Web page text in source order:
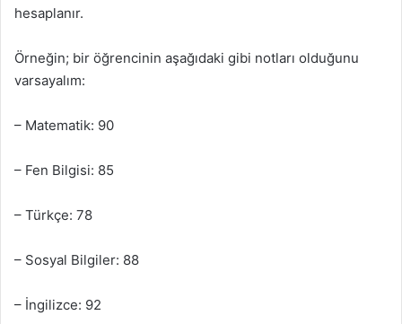
hesaplanır.
Örneğin; bir öğrencinin aşağıdaki gibi notları olduğunu
varsayalım:
– Matematik: 90
– Fen Bilgisi: 85
– Türkçe: 78
– Sosyal Bilgiler: 88
– İngilizce: 92